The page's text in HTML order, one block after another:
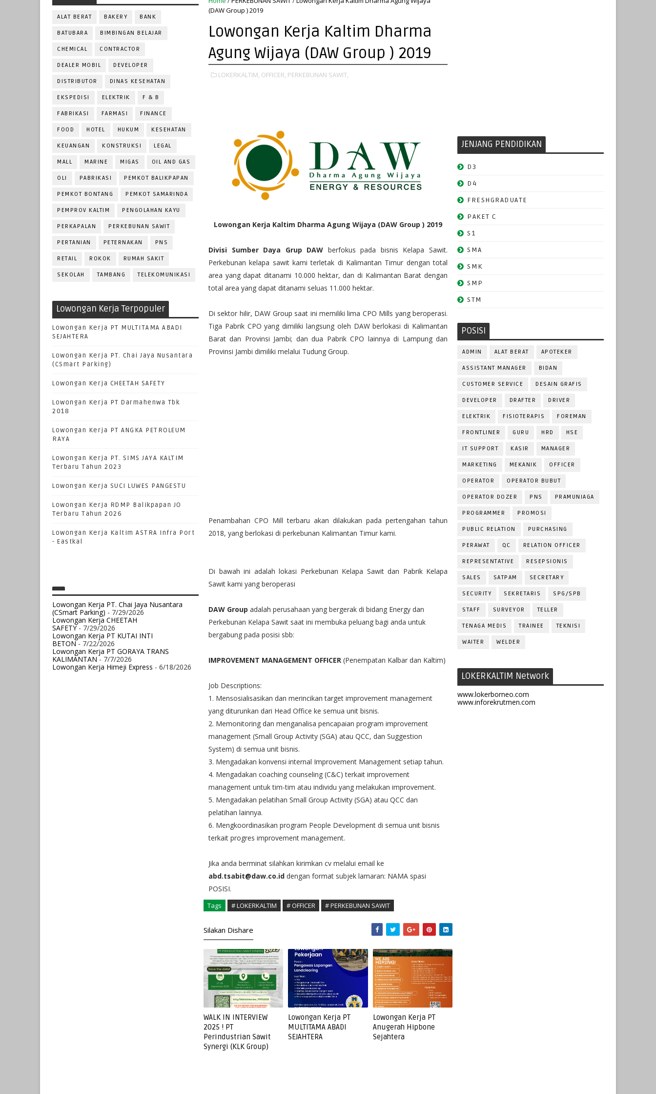
ALAT BERAT BAKERY BANK
BATUBARA BIMBINGAN BELAJAR
CHEMICAL CONTRACTOR
DEALER MOBIL DEVELOPER
DISTRIBUTOR DINAS KESEHATAN
EKSPEDISI ELEKTRIK F & B
FABRIKASI FARMASI FINANCE
FOOD HOTEL HUKUM KESEHATAN
KEUANGAN KONSTRUKSI LEGAL
MALL MARINE MIGAS OIL AND GAS
OLI PABRIKASI PEMKOT BALIKPAPAN
PEMKOT BONTANG PEMKOT SAMARINDA
PEMPROV KALTIM PENGOLAHAN KAYU
PERKAPALAN PERKEBUNAN SAWIT
PERTANIAN PETERNAKAN PNS
RETAIL ROKOK RUMAH SAKIT
SEKOLAH TAMBANG TELEKOMUNIKASI
Lowongan Kerja Terpopuler
Lowongan Kerja PT MULTITAMA ABADI
SEJAHTERA
Lowongan Kerja PT. Chai Jaya Nusantara
(CSmart Parking)
Lowongan Kerja CHEETAH SAFETY
Lowongan Kerja PT Darmahenwa Tbk
2018
Lowongan Kerja PT ANGKA PETROLEUM
RAYA
Lowongan Kerja PT. SIMS JAYA KALTIM
Terbaru Tahun 2023
Lowongan Kerja SUCI LUWES PANGESTU
Lowongan Kerja RDMP Balikpapan JO
Terbaru Tahun 2026
Lowongan Kerja Kaltim ASTRA Infra Port
- Eastkal
Lowongan Kerja PT. Chai Jaya Nusantara
(CSmart Parking) - 7/29/2026
Lowongan Kerja CHEETAH
SAFETY- 7/29/2026
Lowongan Kerja PT KUTAI INTI
BETON- 7/22/2026
Lowongan Kerja PT GORAYA TRANS
KALIMANTAN- 7/7/2026
Lowongan Kerja Himeji Express - 6/18/2026
(DAW Group ) 2019
Lowongan Kerja Kaltim Dharma
Agung Wijaya (DAW Group ) 2019
LOKERKALTIM, OFFICER, PERKEBUNAN SAWIT,
Lowongan Kerja Kaltim Dharma Agung Wijaya (DAW Group ) 2019
Divisi Sumber Daya Grup DAW berfokus pada bisnis Kelapa Sawit.
Perkebunan kelapa sawit kami terletak di Kalimantan Timur dengan total
area yang dapat ditanami 10.000 hektar, dan di Kalimantan Barat dengan
total area yang dapat ditanami seluas 11.000 hektar.
Di sektor hilir, DAW Group saat ini memiliki lima CPO Mills yang beroperasi.
Tiga Pabrik CPO yang dimiliki langsung oleh DAW berlokasi di Kalimantan
Barat dan Provinsi Jambi; dan dua Pabrik CPO lainnya di Lampung dan
Provinsi Jambi dimiliki melalui Tudung Group.
Penambahan CPO Mill terbaru akan dilakukan pada pertengahan tahun
2018, yang berlokasi di perkebunan Kalimantan Timur kami.
Di bawah ini adalah lokasi Perkebunan Kelapa Sawit dan Pabrik Kelapa
Sawit kami yang beroperasi
DAW Group adalah perusahaan yang bergerak di bidang Energy dan
Perkebunan Kelapa Sawit saat ini membuka peluang bagi anda untuk
bergabung pada posisi sbb:
IMPROVEMENT MANAGEMENT OFFICER (Penempatan Kalbar dan Kaltim)
Job Descriptions:
1. Mensosialisasikan dan merincikan target improvement management
yang diturunkan dari Head Office ke semua unit bisnis.
2. Memonitoring dan menganalisa pencapaian program improvement
management (Small Group Activity (SGA) atau QCC, dan Suggestion
System) di semua unit bisnis.
3. Mengadakan konvensi internal Improvement Management setiap tahun.
4. Mengadakan coaching counseling (C&C) terkait improvement
management untuk tim-tim atau individu yang melakukan improvement.
5. Mengadakan pelatihan Small Group Activity (SGA) atau QCC dan
pelatihan lainnya.
6. Mengkoordinasikan program People Development di semua unit bisnis
terkait progres improvement management.
Jika anda berminat silahkan kirimkan cv melalui email ke
abd.tsabit@daw.co.id dengan format subjek lamaran: NAMA spasi
POSISI.
Tags # LOKERKALTIM # OFFICER # PERKEBUNAN SAWIT
Silakan Dishare
WALK IN INTERVIEW
2025 ! PT
Perindustrian Sawit
Synergi (KLK Group)
Lowongan Kerja PT
MULTITAMA ABADI
SEJAHTERA
Lowongan Kerja PT
Anugerah Hipbone
Sejahtera
JENJANG PENDIDIKAN
D3
D4
FRESHGRADUATE
PAKET C
S1
SMA
SMK
SMP
STM
POSISI
ADMIN ALAT BERAT APOTEKER
ASSISTANT MANAGER BIDAN
CUSTOMER SERVICE DESAIN GRAFIS
DEVELOPER DRAFTER DRIVER
ELEKTRIK FISIOTERAPIS FOREMAN
FRONTLINER GURU HRD HSE
IT SUPPORT KASIR MANAGER
MARKETING MEKANIK OFFICER
OPERATOR OPERATOR BUBUT
OPERATOR DOZER PNS PRAMUNIAGA
PROGRAMMER PROMOSI
PUBLIC RELATION PURCHASING
PERAWAT QC RELATION OFFICER
REPRESENTATIVE RESEPSIONIS
SALES SATPAM SECRETARY
SECURITY SEKRETARIS SPG/SPB
STAFF SURVEYOR TELLER
TENAGA MEDIS TRAINEE TEKNISI
WAITER WELDER
LOKERKALTIM Network
www.lokerborneo.com
www.inforekrutmen.com